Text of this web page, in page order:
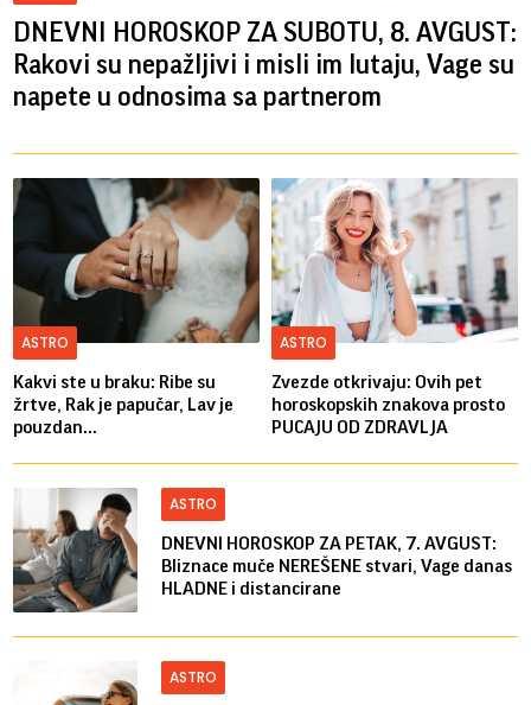
DNEVNI HOROSKOP ZA SUBOTU, 8. AVGUST:
Rakovi su nepažljivi i misli im lutaju, Vage su
napete u odnosima sa partnerom
ASTRO
Kakvi ste u braku: Ribe su
žrtve, Rak je papučar, Lav je
pouzdan...
ASTRO
Zvezde otkrivaju: Ovih pet
horoskopskih znakova prosto
PUCAJU OD ZDRAVLJA
ASTRO
DNEVNI HOROSKOP ZA PETAK, 7. AVGUST:
Bliznace muče NEREŠENE stvari, Vage danas
HLADNE i distancirane
ASTRO